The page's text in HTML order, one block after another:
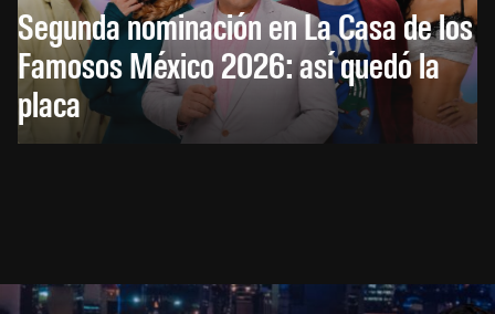
Segunda nominación en La Casa de los
Famosos México 2026: así quedó la
placa